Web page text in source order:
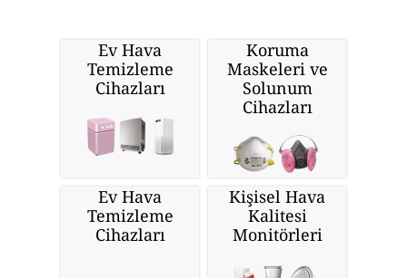
Ev Hava
Temizleme
Cihazları
Koruma
Maskeleri ve
Solunum
Cihazları
Ev Hava
Temizleme
Cihazları
Kişisel Hava
Kalitesi
Monitörleri